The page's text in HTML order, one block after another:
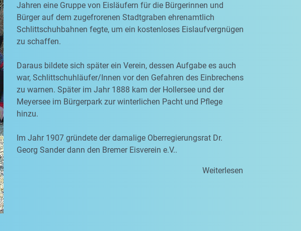
Jahren eine Gruppe von Eisläufern für die Bürgerinnen und
Bürger auf dem zugefrorenen Stadtgraben ehrenamtlich
Schlittschuhbahnen fegte, um ein kostenloses Eislaufvergnügen
zu schaffen.
Daraus bildete sich später ein Verein, dessen Aufgabe es auch
war, Schlittschuhläufer/Innen vor den Gefahren des Einbrechens
zu warnen. Später im Jahr 1888 kam der Hollersee und der
Meyersee im Bürgerpark zur winterlichen Pacht und Pflege
hinzu.
Im Jahr 1907 gründete der damalige Oberregierungsrat Dr.
Georg Sander dann den Bremer Eisverein e.V..
Weiterlesen